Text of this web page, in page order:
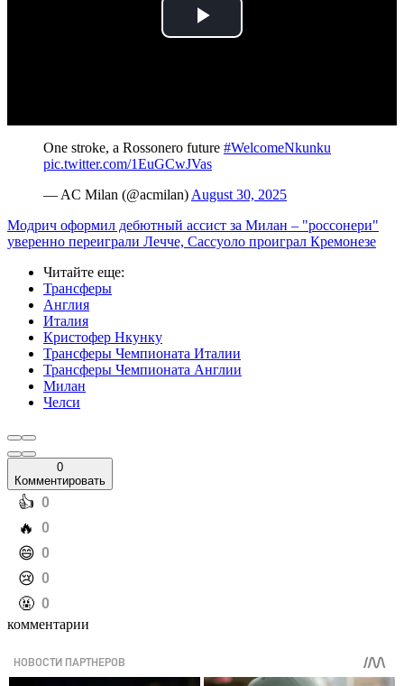
Play
One stroke, a Rossonero future ️ #WelcomeNkunku
pic.twitter.com/1EuGCwJVas
— AC Milan (@acmilan)August 30, 2025
Модрич оформил дебютный ассист за Милан – "россонери"
уверенно переиграли Лечче, Сассуоло проиграл Кремонезе
Читайте еще:
Трансферы
Англия
Италия
Кристофер Нкунку
Трансферы Чемпионата Италии
Трансферы Чемпионата Англии
Милан
Челси
0
Комментировать
️👍 0
️🔥 0
️😄 0
️😢 0
️🤬 0
комментарии